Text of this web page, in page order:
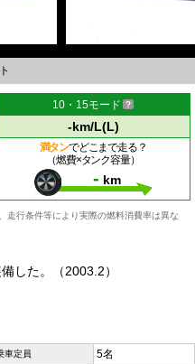
10・15モード
-km/L(L)
満タンでどこまで走る？
（燃費×タンク容量）
- km
行条件等により実際の燃料消費率は異な
した。（2003.2）
車定員 5名